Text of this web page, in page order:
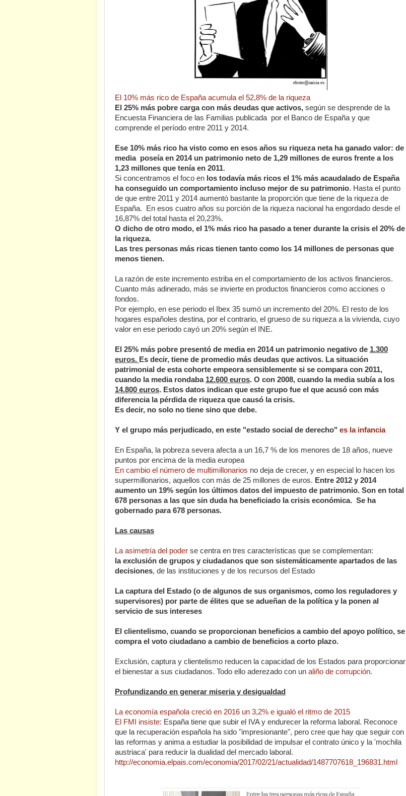
El 10% más rico de España acumula el 52,8% de la riqueza
El 25% más pobre carga con más deudas que activos, según se desprende de la
Encuesta Financiera de las Familias publicada por el Banco de España y que
comprende el período entre 2011 y 2014.
Ese 10% más rico ha visto como en esos años su riqueza neta ha ganado valor: de
media poseía en 2014 un patrimonio neto de 1,29 millones de euros frente a los
1,23 millones que tenía en 2011.
Si concentramos el foco en los todavía más ricos el 1% más acaudalado de España
ha conseguido un comportamiento incluso mejor de su patrimonio. Hasta el punto
de que entre 2011 y 2014 aumentó bastante la proporción que tiene de la riqueza de
España. En esos cuatro años su porción de la riqueza nacional ha engordado desde el
16,87% del total hasta el 20,23%.
O dicho de otro modo, el 1% más rico ha pasado a tener durante la crisis el 20% de
la riqueza.
Las tres personas más ricas tienen tanto como los 14 millones de personas que
menos tienen.
La razón de este incremento estriba en el comportamiento de los activos financieros.
Cuanto más adinerado, más se invierte en productos financieros como acciones o
fondos.
Por ejemplo, en ese periodo el Ibex 35 sumó un incremento del 20%. El resto de los
hogares españoles destina, por el contrario, el grueso de su riqueza a la vivienda, cuyo
valor en ese periodo cayó un 20% según el INE.
El 25% más pobre presentó de media en 2014 un patrimonio negativo de 1.300
euros. Es decir, tiene de promedio más deudas que activos. La situación
patrimonial de esta cohorte empeora sensiblemente si se compara con 2011,
cuando la media rondaba 12.600 euros. O con 2008, cuando la media subía a los
14.800 euros. Estos datos indican que este grupo fue el que acusó con más
diferencia la pérdida de riqueza que causó la crisis.
Es decir, no solo no tiene sino que debe.
Y el grupo más perjudicado, en este "estado social de derecho" es la infancia
En España, la pobreza severa afecta a un 16,7 % de los menores de 18 años, nueve
puntos por encima de la media europea
En cambio el número de multimillonarios no deja de crecer, y en especial lo hacen los
supermillonarios, aquellos con más de 25 millones de euros. Entre 2012 y 2014
aumento un 19% según los últimos datos del impuesto de patrimonio. Son en total
678 personas a las que sin duda ha beneficiado la crisis económica. Se ha
gobernado para 678 personas.
Las causas
La asimetría del poder se centra en tres características que se complementan:
la exclusión de grupos y ciudadanos que son sistemáticamente apartados de las
decisiones, de las instituciones y de los recursos del Estado
La captura del Estado (o de algunos de sus organismos, como los reguladores y
supervisores) por parte de élites que se adueñan de la política y la ponen al
servicio de sus intereses
El clientelismo, cuando se proporcionan beneficios a cambio del apoyo político, se
compra el voto ciudadano a cambio de beneficios a corto plazo.
Exclusión, captura y clientelismo reducen la capacidad de los Estados para proporcionar
el bienestar a sus ciudadanos. Todo ello aderezado con un aliño de corrupción.
Profundizando en generar miseria y desigualdad
La economía española creció en 2016 un 3,2% e igualó el ritmo de 2015
El FMI insiste: España tiene que subir el IVA y endurecer la reforma laboral. Reconoce
que la recuperación española ha sido "impresionante", pero cree que hay que seguir con
las reformas y anima a estudiar la posibilidad de impulsar el contrato único y la 'mochila
austriaca' para reducir la dualidad del mercado laboral.
http://economia.elpais.com/economia/2017/02/21/actualidad/1487707618_196831.html